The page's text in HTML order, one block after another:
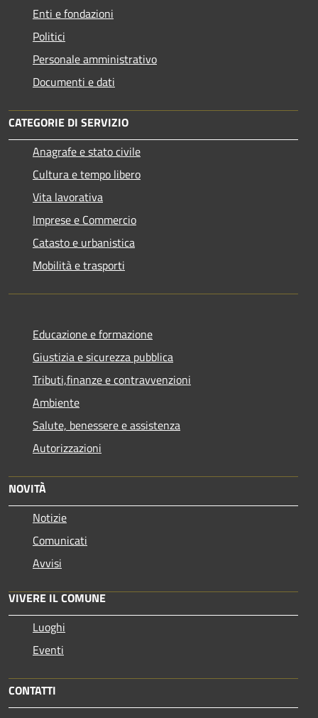
Enti e fondazioni
Politici
Personale amministrativo
Documenti e dati
CATEGORIE DI SERVIZIO
Anagrafe e stato civile
Cultura e tempo libero
Vita lavorativa
Imprese e Commercio
Catasto e urbanistica
Mobilità e trasporti
Educazione e formazione
Giustizia e sicurezza pubblica
Tributi,finanze e contravvenzioni
Ambiente
Salute, benessere e assistenza
Autorizzazioni
NOVITÀ
Notizie
Comunicati
Avvisi
VIVERE IL COMUNE
Luoghi
Eventi
CONTATTI